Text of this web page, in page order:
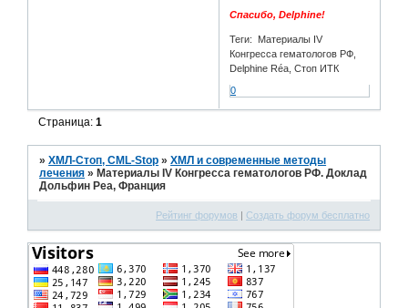
Спасибо, Delphine!
Теги: Материалы IV
Конгресса гематологов РФ,
Delphine Réa, Стоп ИТК
0
Страница:1
»ХМЛ-Стоп, CML-Stop »ХМЛ и современные методы
лечения » Материалы IV Конгресса гематологов РФ. Доклад
Дольфин Реа, Франция
Рейтинг форумов | Создать форум бесплатно